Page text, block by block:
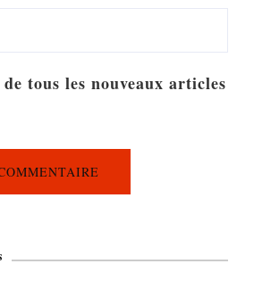
tous les nouveaux articles